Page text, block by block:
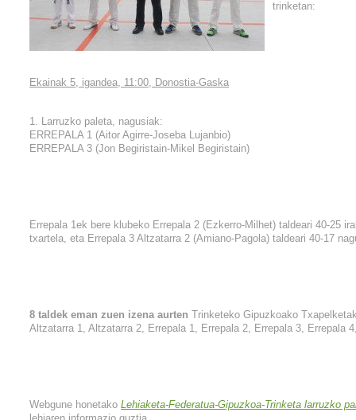
trinketan:
Ekainak 5, igandea, 11:00, Donostia-Gaska
1. Larruzko paleta, nagusiak:
ERREPALA 1 (Aitor Agirre-Joseba Lujanbio)
ERREPALA 3 (Jon Begiristain-Mikel Begiristain)
Errepala 1ek bere klubeko Errepala 2 (Ezkerro-Milhet) taldeari 40-25
txartela, eta Errepala 3 Altzatarra 2 (Amiano-Pagola) taldeari 40-17
8 taldek eman zuen izena aurten Trinketeko Gipuzkoako
Altzatarra 1, Altzatarra 2, Errepala 1, Errepala 2, Errepala 3, Errepala
Webgune honetako Lehiaketa-Federatua-Gipuzkoa-Trinketa larruzko